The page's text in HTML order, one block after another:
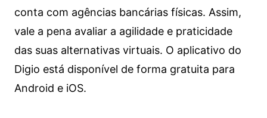
conta com agências bancárias físicas. Assim,
vale a pena avaliar a agilidade e praticidade
das suas alternativas virtuais. O aplicativo do
Digio está disponível de forma gratuita para
Android e iOS.